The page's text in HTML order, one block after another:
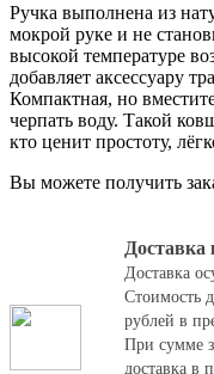
Ручка выполнена из
мокрой руке и не
высокой температуре
добавляет аксессуару
Компактная, но
черпать воду. Такой
кто ценит простоту,
Вы можете получить
Доставка
Доставка
Стоимость
рублей в
При сумме
доставка в